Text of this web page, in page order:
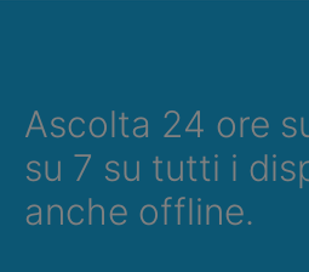
Ascolta 24 ore
su 7 su tutti i
anche offline.